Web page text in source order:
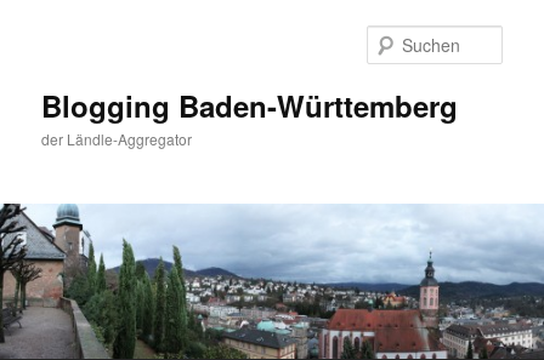
Blogging Baden-Württemberg
der Ländle-Aggregator